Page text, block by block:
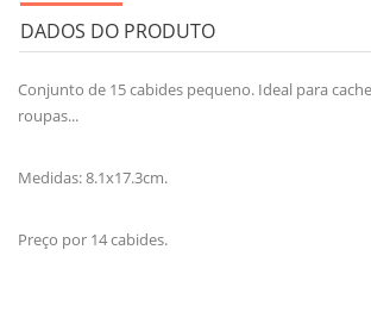
DADOS DO PRODUTO
Conjunto de 15 cabides pequeno. Ideal para
roupas...
Medidas: 8.1x17.3cm.
Preço por 14 cabides.